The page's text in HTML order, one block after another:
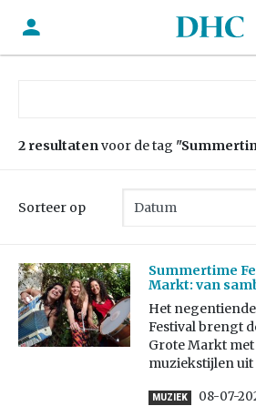
2 resultatenvoor de tag
Sorteer op
Summertime
Markt: van
Het
Festival brengt
Grote Markt
muziekstijlen
MUZIEK 08-07-